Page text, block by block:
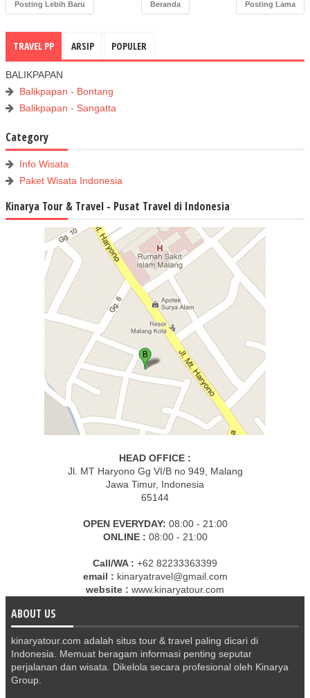
Posting Lebih Baru Posting Lama
Beranda
TRAVEL PP ARSIP POPULER
BALIKPAPAN
Balikpapan - Bontang
Balikpapan - Sangatta
Category
Info Wisata
Paket Wisata Indonesia
Kinarya Tour & Travel - Pusat Travel di Indonesia
HEAD OFFICE :
Jl. MT Haryono Gg VI/B no 949, Malang
Jawa Timur, Indonesia
65144
OPEN EVERYDAY: 08:00 - 21:00
ONLINE : 08:00 - 21:00
Call/WA : +62 82233363399
email : kinaryatravel@gmail.com
website : www.kinaryatour.com
ABOUT US
kinaryatour.com adalah situs tour & travel paling dicari di
Indonesia. Memuat beragam informasi penting seputar
perjalanan dan wisata. Dikelola secara profesional oleh Kinarya
Group.